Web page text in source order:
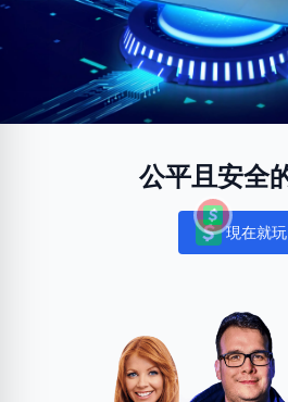
公平且安全
Notifications
現在就玩